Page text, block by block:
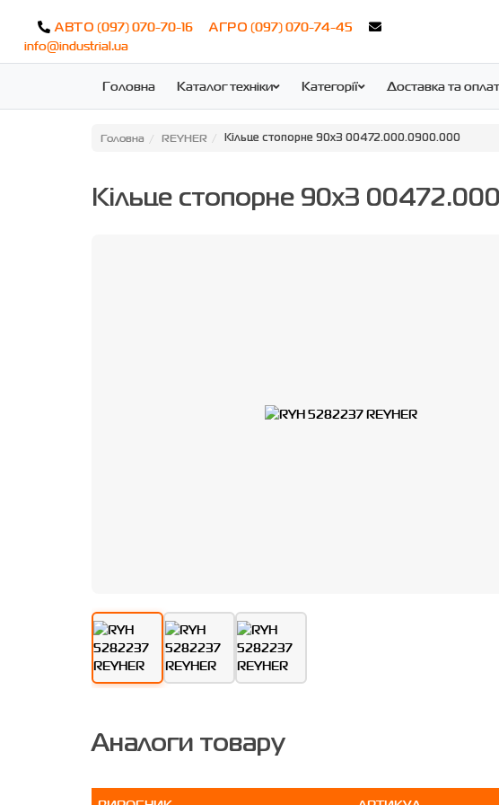
АВТО (097) 070-70-16 АГРО (097) 070-74-45
info@industrial.ua
Головна Каталог техніки Категорії Доставка та
Головна REYHER Кільце стопорне 90x3 00472.000.0900.000
Кільце стопорне 90x3
Аналоги товару